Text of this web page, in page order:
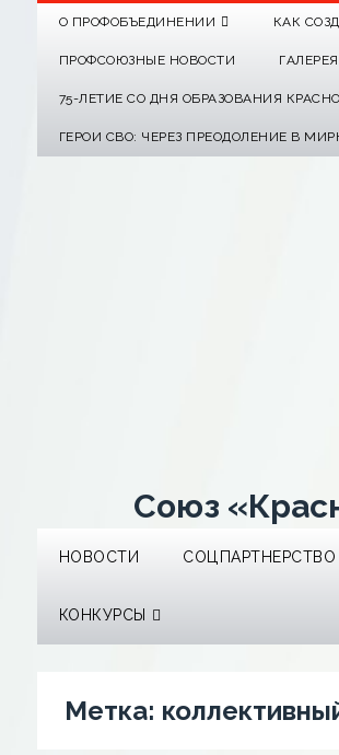
О ПРОФОБЪЕДИНЕНИИ КАК
ПРОФСОЮЗНЫЕ НОВОСТИ ГАЛЕРЕЯ
75-ЛЕТИЕ СО ДНЯ ОБРАЗОВАНИЯ
ГЕРОИ СВО: ЧЕРЕЗ ПРЕОДОЛЕНИЕ В
Союз
НОВОСТИ СОЦПАРТНЕРСТВО
КОНКУРСЫ
Метка: